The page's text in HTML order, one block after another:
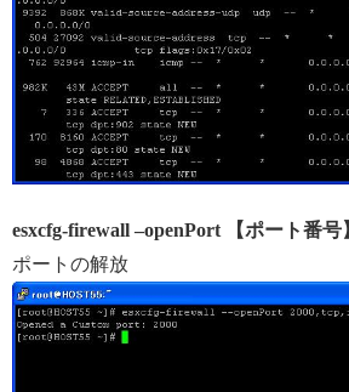
esxcfg-firewall –openPort 【ポート番号
ポートの解放